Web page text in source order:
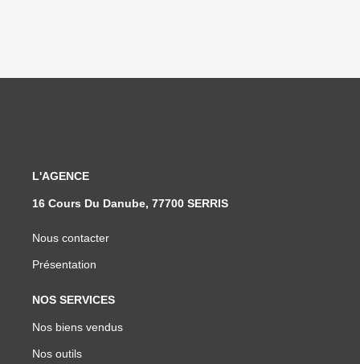
L'AGENCE
16 Cours Du Danube, 77700 SERRIS
Nous contacter
Présentation
NOS SERVICES
Nos biens vendus
Nos outils